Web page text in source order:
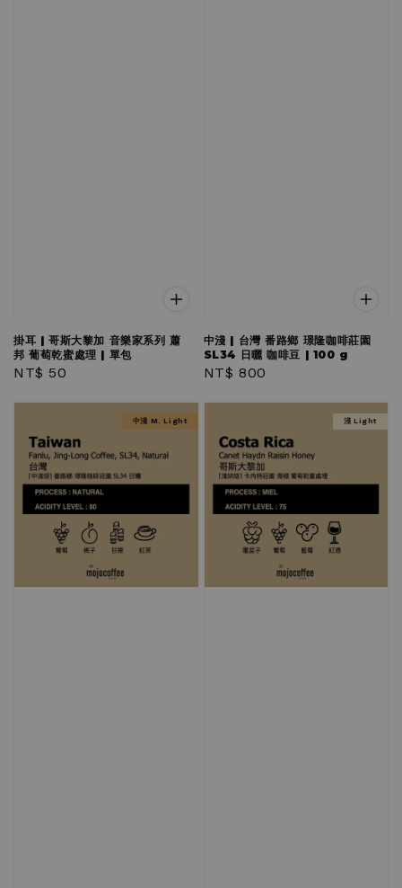
掛耳 | 哥斯大黎加 音樂家系列 蕭
邦 葡萄乾蜜處理 | 單包
Regular
NT$ 50
中淺 | 台灣 番路鄉 璟隆咖啡莊園
SL34 日曬 咖啡豆 | 100 g
Regular
NT$ 800
中淺 M. Light 淺 Light